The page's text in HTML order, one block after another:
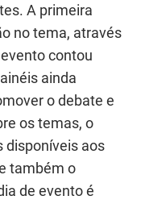
A primeira
no tema, através
contou
ainda
o debate e
os temas, o
disponíveis aos
também o
de evento é